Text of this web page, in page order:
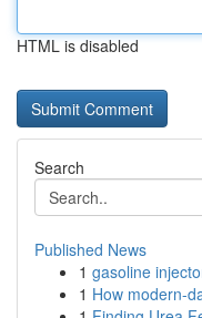
HTML is disabled
Search
Published News
1 gasoline
1 How modern-